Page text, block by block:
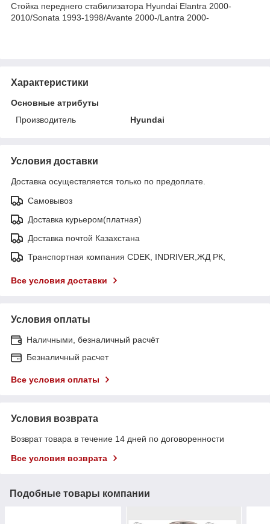
Стойка переднего стабилизатора Hyundai Elantra 2000-
2010/Sonata 1993-1998/Avante 2000-/Lantra 2000-
Характеристики
Основные атрибуты
Производитель
Hyundai
Условия доставки
Доставка осуществляется только по предоплате.
Самовывоз
Доставка курьером(платная)
Доставка почтой Казахстана
Транспортная компания CDEK, INDRIVER,ЖД РК,
Все условия доставки
Условия оплаты
Наличными, безналичный расчёт
Безналичный расчет
Все условия оплаты
Условия возврата
Возврат товара в течение 14 дней по договоренности
Все условия возврата
Подобные товары компании